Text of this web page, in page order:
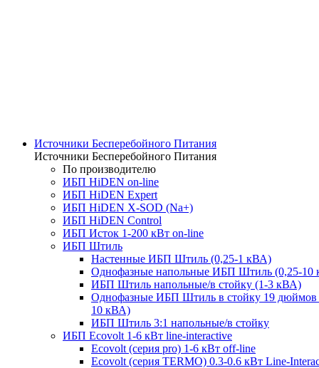
Источники Бесперебойного Питания
Источники Бесперебойного Питания
По производителю
ИБП HiDEN on-line
ИБП HiDEN Expert
ИБП HiDEN X-SOD (Na+)
ИБП HiDEN Control
ИБП Исток 1-200 кВт on-line
ИБП Штиль
Настенные ИБП Штиль (0,25-1 кВА)
Однофазные напольные ИБП Штиль (0,25-10
ИБП Штиль напольные/в стойку (1-3 кВА)
Однофазные ИБП Штиль в стойку 19 дюймов
10 кВА)
ИБП Штиль 3:1 напольные/в стойку
ИБП Ecovolt 1-6 кВт line-interactive
Ecovolt (серия pro) 1-6 кВт off-line
Ecovolt (серия TERMO) 0.3-0.6 кВт Line-